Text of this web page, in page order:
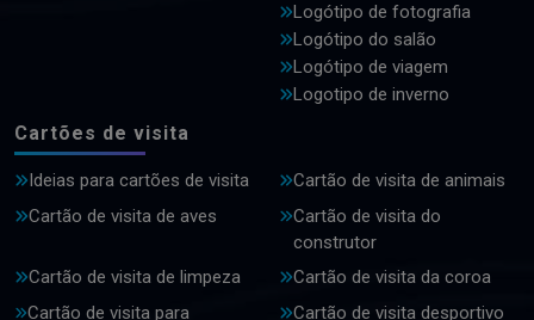
Logótipo de fotografia
Logótipo do salão
Logótipo de viagem
Logotipo de inverno
Cartões de visita
Ideias para cartões de visita
Cartão de visita de animais
Cartão de visita de aves
Cartão de visita do
construtor
Cartão de visita de limpeza
Cartão de visita da coroa
Cartão de visita para
Cartão de visita desportivo